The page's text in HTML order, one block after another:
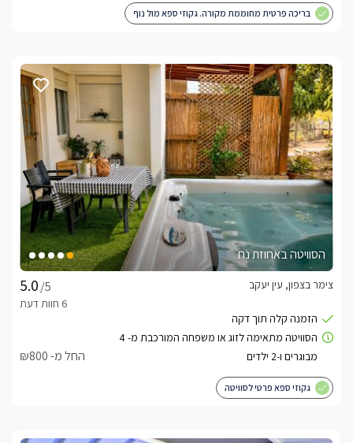
בריכה פרטית מחוממת מקורה. גקוזי ספא מול נוף
הסוויטה באחוזת נח
/5
צימר בצפון, עין יעקב
החל מ- ₪800
גקוזי ספא פרטי לסוויטה